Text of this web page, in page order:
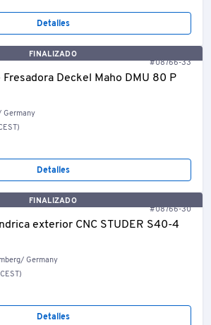
Detalles
FINALIZADO
#08766-33
Fresadora Deckel Maho DMU 80 P
Germany
Detalles
FINALIZADO
#08766-30
exterior CNC STUDER S40-4
Germany
Detalles